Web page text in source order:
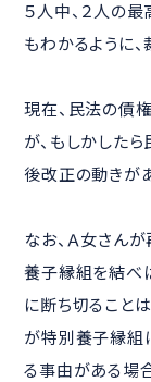
５人中、２人の
もわかるように
現在、民法の債
が、もしかしたら
後改正の動きが
なお、Ａ女さん
養子縁組を結べ
に断ち切ること
が特別養子縁組
る事由がある場